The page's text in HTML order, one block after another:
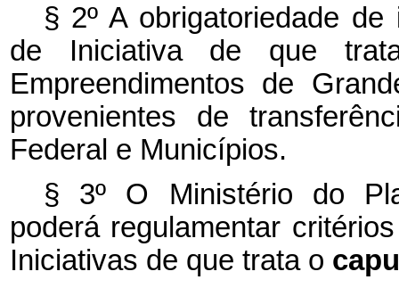
§ 2º A obrigatoriedade
de Iniciativa de que
Empreendimentos de
provenientes de
Federal e Municípios.
§ 3º O Ministério do
poderá regulamentar
Iniciativas de que trata o